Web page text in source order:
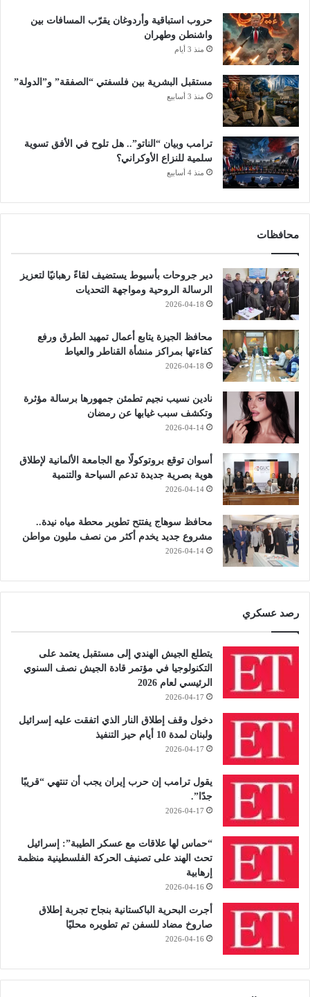
حروب استباقية وأردوغان يقرّب المسافات بين
واشنطن وطهران
منذ 3 أيام
مستقبل البشرية بين فلسفتي “الصفقة” و”الدولة”
منذ 3 أسابيع
ترامب وبيان “الناتو”.. هل تلوح في الأفق تسوية
سلمية للنزاع الأوكراني؟
منذ 4 أسابيع
محافظات
دير جروحات بأسيوط يستضيف لقاءً رهبانيًا لتعزيز
الرسالة الروحية ومواجهة التحديات
2026-04-18
محافظ الجيزة يتابع أعمال تمهيد الطرق ورفع
كفاءتها بمراكز منشأة القناطر والعياط
2026-04-18
نادين نسيب نجيم تطمئن جمهورها برسالة مؤثرة
وتكشف سبب غيابها عن رمضان
2026-04-14
أسوان توقع بروتوكولًا مع الجامعة الألمانية لإطلاق
هوية بصرية جديدة تدعم السياحة والتنمية
2026-04-14
محافظ سوهاج يفتتح تطوير محطة مياه نيدة..
مشروع جديد يخدم أكثر من نصف مليون مواطن
2026-04-14
رصد عسكري
يتطلع الجيش الهندي إلى مستقبل يعتمد على
التكنولوجيا في مؤتمر قادة الجيش نصف السنوي
الرئيسي لعام 2026
2026-04-17
دخول وقف إطلاق النار الذي اتفقت عليه إسرائيل
ولبنان لمدة 10 أيام حيز التنفيذ
2026-04-17
يقول ترامب إن حرب إيران يجب أن تنتهي “قريبًا
جدًا”.
2026-04-17
“حماس لها علاقات مع عسكر الطيبة”: إسرائيل
تحث الهند على تصنيف الحركة الفلسطينية منظمة
إرهابية
2026-04-16
أجرت البحرية الباكستانية بنجاح تجربة إطلاق
صاروخ مضاد للسفن تم تطويره محليًا
2026-04-16